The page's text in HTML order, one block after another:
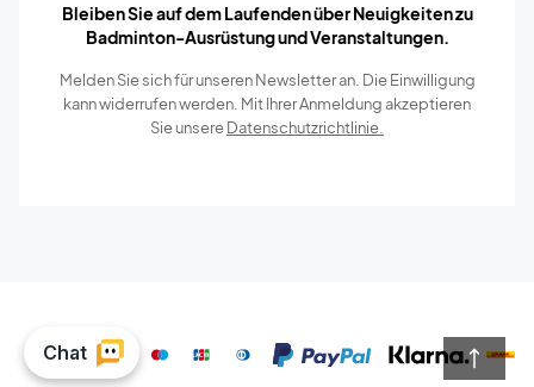
Bleiben Sie auf dem Laufenden über Neuigkeiten zu
Badminton-Ausrüstung und Veranstaltungen.
Melden Sie sich für unseren Newsletter an. Die Einwilligung
kann widerrufen werden. Mit Ihrer Anmeldung akzeptieren
Sie unsereDatenschutzrichtlinie.